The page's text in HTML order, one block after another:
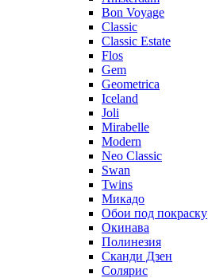
Bon Voyage
Classic
Classic Estate
Flos
Gem
Geometrica
Iceland
Joli
Mirabelle
Modern
Neo Classic
Swan
Twins
Микадо
Обои под покраску
Окинава
Полинезия
Сканди Дзен
Солярис